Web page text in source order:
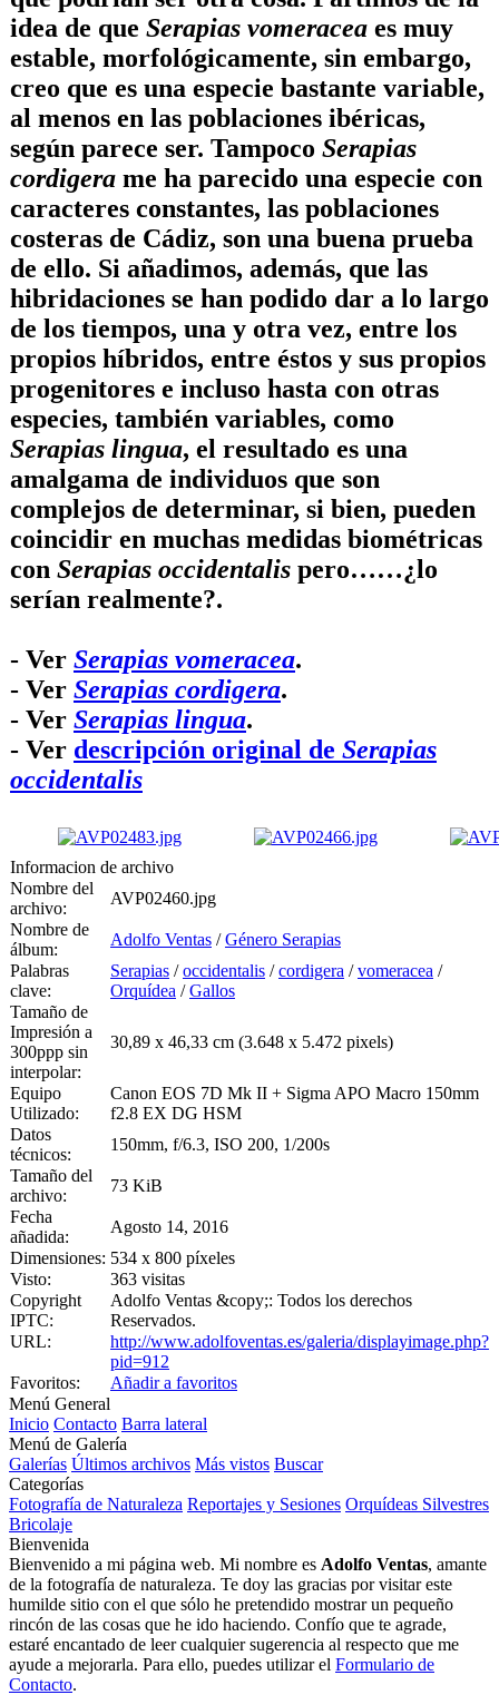
idea de que Serapias vomeracea es muy
estable, morfológicamente, sin embargo,
creo que es una especie bastante variable,
al menos en las poblaciones ibéricas,
según parece ser. Tampoco Serapias
cordigera me ha parecido una especie con
caracteres constantes, las poblaciones
costeras de Cádiz, son una buena prueba
de ello. Si añadimos, además, que las
hibridaciones se han podido dar a lo largo
de los tiempos, una y otra vez, entre los
propios híbridos, entre éstos y sus propios
progenitores e incluso hasta con otras
especies, también variables, como
Serapias lingua, el resultado es una
amalgama de individuos que son
complejos de determinar, si bien, pueden
coincidir en muchas medidas biométricas
con Serapias occidentalis pero……¿lo
serían realmente?.
- Ver Serapias vomeracea.
- Ver Serapias cordigera.
- Ver Serapias lingua.
- Ver descripción original de Serapias
occidentalis
Informacion de archivo
Nombre del
archivo:
AVP02460.jpg
Nombre de
álbum:
Adolfo Ventas /Género Serapias
Palabras
clave:
Serapias /occidentalis /cordigera /vomeracea /
Orquídea /Gallos
Tamaño de
Impresión a
300ppp sin
interpolar:
30,89 x 46,33 cm (3.648 x 5.472 pixels)
Equipo
Utilizado:
Canon EOS 7D Mk II + Sigma APO Macro 150mm
f2.8 EX DG HSM
Datos
técnicos:
150mm, f/6.3, ISO 200, 1/200s
Tamaño del
archivo:
73 KiB
Fecha
añadida:
Agosto 14, 2016
Dimensiones: 534 x 800 píxeles
Visto:
363 visitas
Copyright
IPTC:
Adolfo Ventas &copy;: Todos los derechos
Reservados.
URL:
http://www.adolfoventas.es/galeria/displayimage.php?
pid=912
Favoritos:
Añadir a favoritos
Menú General
Inicio Contacto Barra lateral
Menú de Galería
Galerías Últimos archivos Más vistos Buscar
Categorías
Fotografía de Naturaleza Reportajes y Sesiones Orquídeas Silvestres
Bricolaje
Bienvenida
Bienvenido a mi página web. Mi nombre es Adolfo Ventas, amante
de la fotografía de naturaleza. Te doy las gracias por visitar este
humilde sitio con el que sólo he pretendido mostrar un pequeño
rincón de las cosas que he ido haciendo. Confío que te agrade,
estaré encantado de leer cualquier sugerencia al respecto que me
ayude a mejorarla. Para ello, puedes utilizar el Formulario de
Contacto.